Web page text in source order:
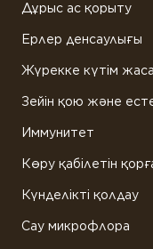
Дұрыс ас қорыту
Ерлер денсаулығы
Жүрекке күтім
Зейін қою және
Иммунитет
Көру қабілетін
Күнделікті қолдау
Сау микрофлора